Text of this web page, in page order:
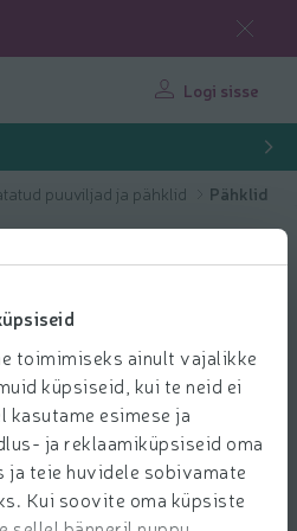
toimimiseks ainult vajalikke
küpsiseid, kui te neid ei
kasutame esimese ja
ja reklaamiküpsiseid oma
teie huvidele sobivamate
Kui soovite oma küpsiste
Logi sisse
puuviljad ja pähklid Pähklid